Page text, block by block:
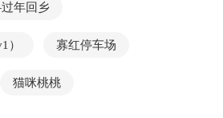
年回乡
） 寡红停车场
猫咪桃桃